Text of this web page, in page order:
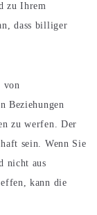
zu Ihrem
dass billiger
von
Beziehungen
zu werfen. Der
sein. Wenn Sie
nicht aus
kann die